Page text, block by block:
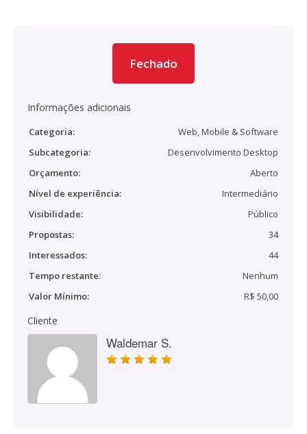
Fechado
Informações adicionais
Categoria:
Web, Mobile & Software
Subcategoria:
Desenvolvimento Desktop
Orçamento:
Aberto
Nível de experiência:
Intermediário
Visibilidade:
Público
Propostas:
34
Interessados:
44
Tempo restante:
Nenhum
Valor Mínimo:
R$ 50,00
Cliente
Waldemar S.